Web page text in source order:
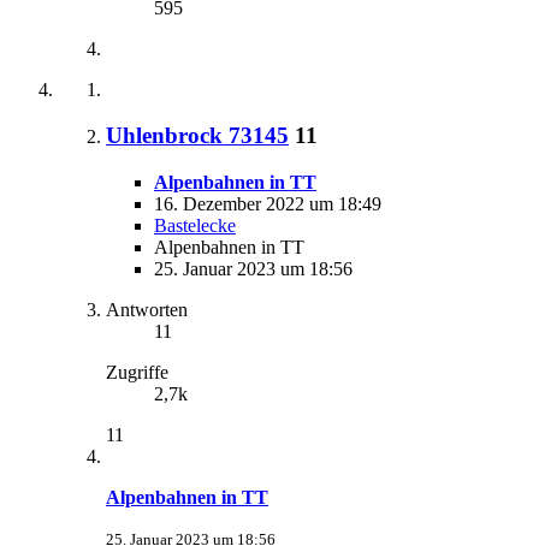
595
Uhlenbrock 73145 11
Alpenbahnen in TT
16. Dezember 2022 um 18:49
Bastelecke
Alpenbahnen in TT
25. Januar 2023 um 18:56
Antworten
11
Zugriffe
2,7k
11
Alpenbahnen in TT
25. Januar 2023 um 18:56